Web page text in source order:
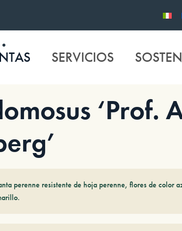
SERVICIOS
‘Prof.
perenne resistente de hoja perenne, flores de color